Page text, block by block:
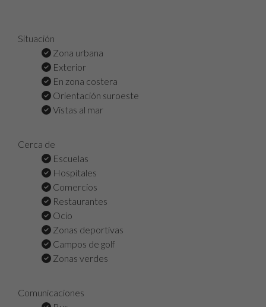
Situación
Zona urbana
Exterior
En zona costera
Orientación suroeste
Vistas al mar
Cerca de
Escuelas
Hospitales
Comercios
Restaurantes
Ocio
Zonas deportivas
Campos de golf
Zonas verdes
Comunicaciones